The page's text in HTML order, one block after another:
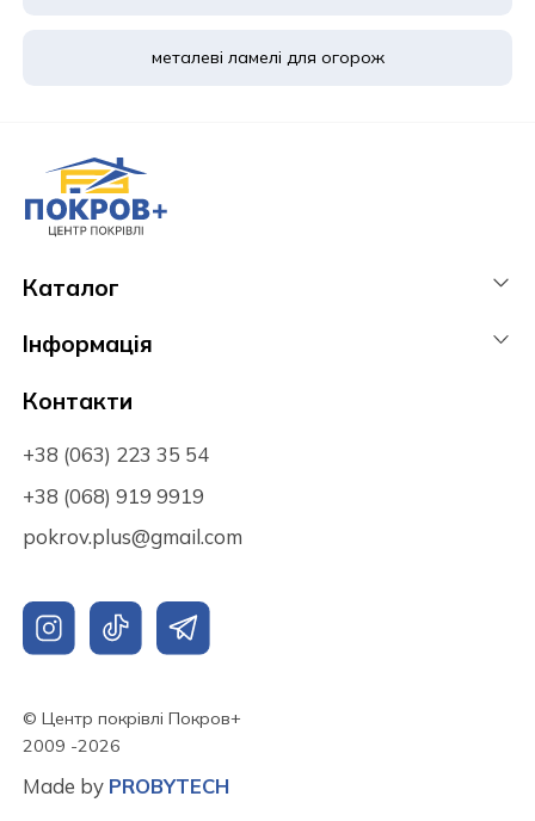
металеві ламелі для огорож
Каталог
Інформація
Контакти
+38 (063) 223 35 54
+38 (068) 919 9919
pokrov.plus@gmail.com
© Центр покрівлі Покров+
Made by PROBYTECH